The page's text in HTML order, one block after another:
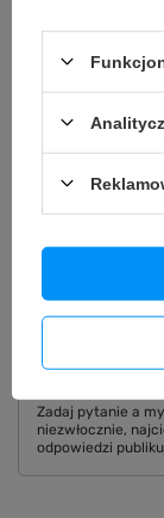
SZCZEGÓŁOWE DANE
Zadaj pytanie a
niezwłocznie,
odpowiedzi